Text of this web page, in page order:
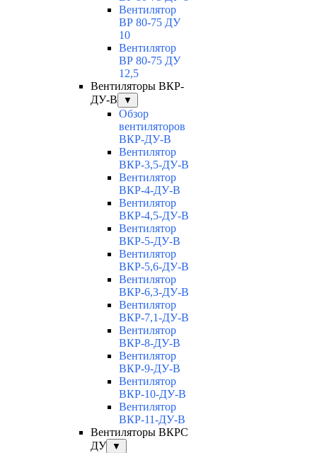
Вентилятор
ВР 80-75 ДУ
10
Вентилятор
ВР 80-75 ДУ
12,5
Вентиляторы ВКР-
ДУ-В
▼
Обзор
вентиляторов
ВКР-ДУ-В
Вентилятор
ВКР-3,5-ДУ-В
Вентилятор
ВКР-4-ДУ-В
Вентилятор
ВКР-4,5-ДУ-В
Вентилятор
ВКР-5-ДУ-В
Вентилятор
ВКР-5,6-ДУ-В
Вентилятор
ВКР-6,3-ДУ-В
Вентилятор
ВКР-7,1-ДУ-В
Вентилятор
ВКР-8-ДУ-В
Вентилятор
ВКР-9-ДУ-В
Вентилятор
ВКР-10-ДУ-В
Вентилятор
ВКР-11-ДУ-В
Вентиляторы ВКРС
ДУ
▼